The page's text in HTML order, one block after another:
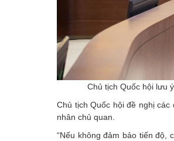
Chủ tịch Quốc hội lưu
Chủ tịch Quốc hội đề nghị
nhân chủ quan.
“Nếu không đảm bảo tiến